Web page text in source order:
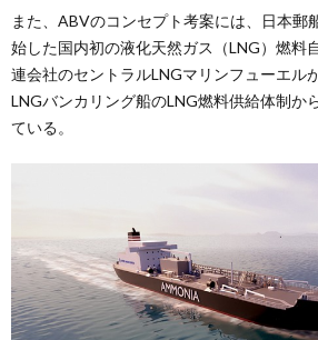
また、ABVのコンセプト考案には、日本郵
始した国内初の液化天然ガス（LNG）燃料
連会社のセントラルLNGマリンフューエル
LNGバンカリング船のLNG燃料供給体制か
ている。